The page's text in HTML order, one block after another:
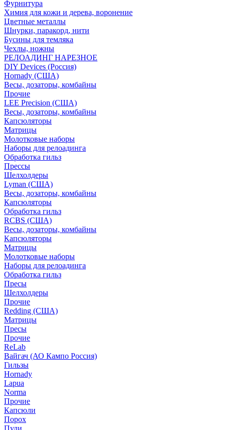
Фурнитура
Химия для кожи и дерева, воронение
Цветные металлы
Шнурки, паракорд, нити
Бусины для темляка
Чехлы, ножны
РЕЛОАДИНГ НАРЕЗНОЕ
DIY Devices (Россия)
Hornady (США)
Весы, дозаторы, комбайны
Прочие
LEE Precision (США)
Весы, дозаторы, комбайны
Капсюляторы
Матрицы
Молотковые наборы
Наборы для релоадинга
Обработка гильз
Преcсы
Шелхолдеры
Lyman (США)
Весы, дозаторы, комбайны
Капсюляторы
Обработка гильз
RCBS (США)
Весы, дозаторы, комбайны
Капсюляторы
Матрицы
Молотковые наборы
Наборы для релоадинга
Обработка гильз
Пресы
Шелхолдеры
Прочие
Redding (США)
Матрицы
Пресы
Прочие
ReLab
Вайгач (АО Кампо Россия)
Гильзы
Hornady
Lapua
Norma
Прочие
Капсюли
Порох
Пули